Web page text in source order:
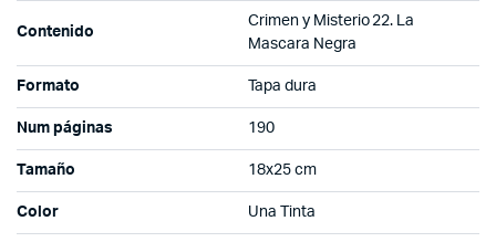
Contenido
Crimen y Misterio 22. La
Mascara Negra
Formato Tapa dura
Num páginas 190
Tamaño 18x25 cm
Color Una Tinta